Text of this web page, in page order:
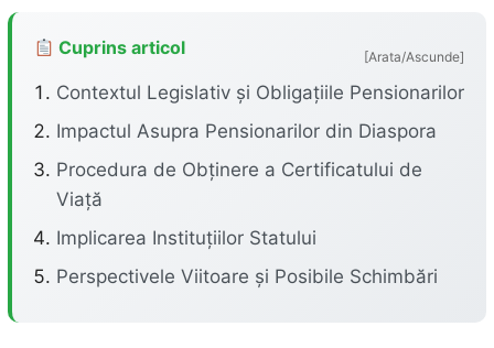
Cuprins articol [Arata/Ascunde]
Contextul Legislativ și Obligațiile Pensionarilor
Impactul Asupra Pensionarilor din Diaspora
Procedura de Obținere a Certificatului de
Viață
Implicarea Instituțiilor Statului
Perspectivele Viitoare și Posibile Schimbări